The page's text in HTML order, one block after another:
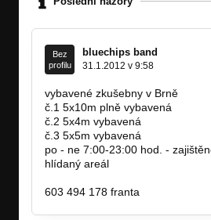
Bez
profilu
bluechips band
31.1.2012 v 9:58
vybavené zkušebny v Brně
č.1 5x10m plně vybavená
č.2 5x4m vybavená
č.3 5x5m vybavená
po - ne 7:00-23:00 hod. -
hlídaný areál
603 494 178 franta